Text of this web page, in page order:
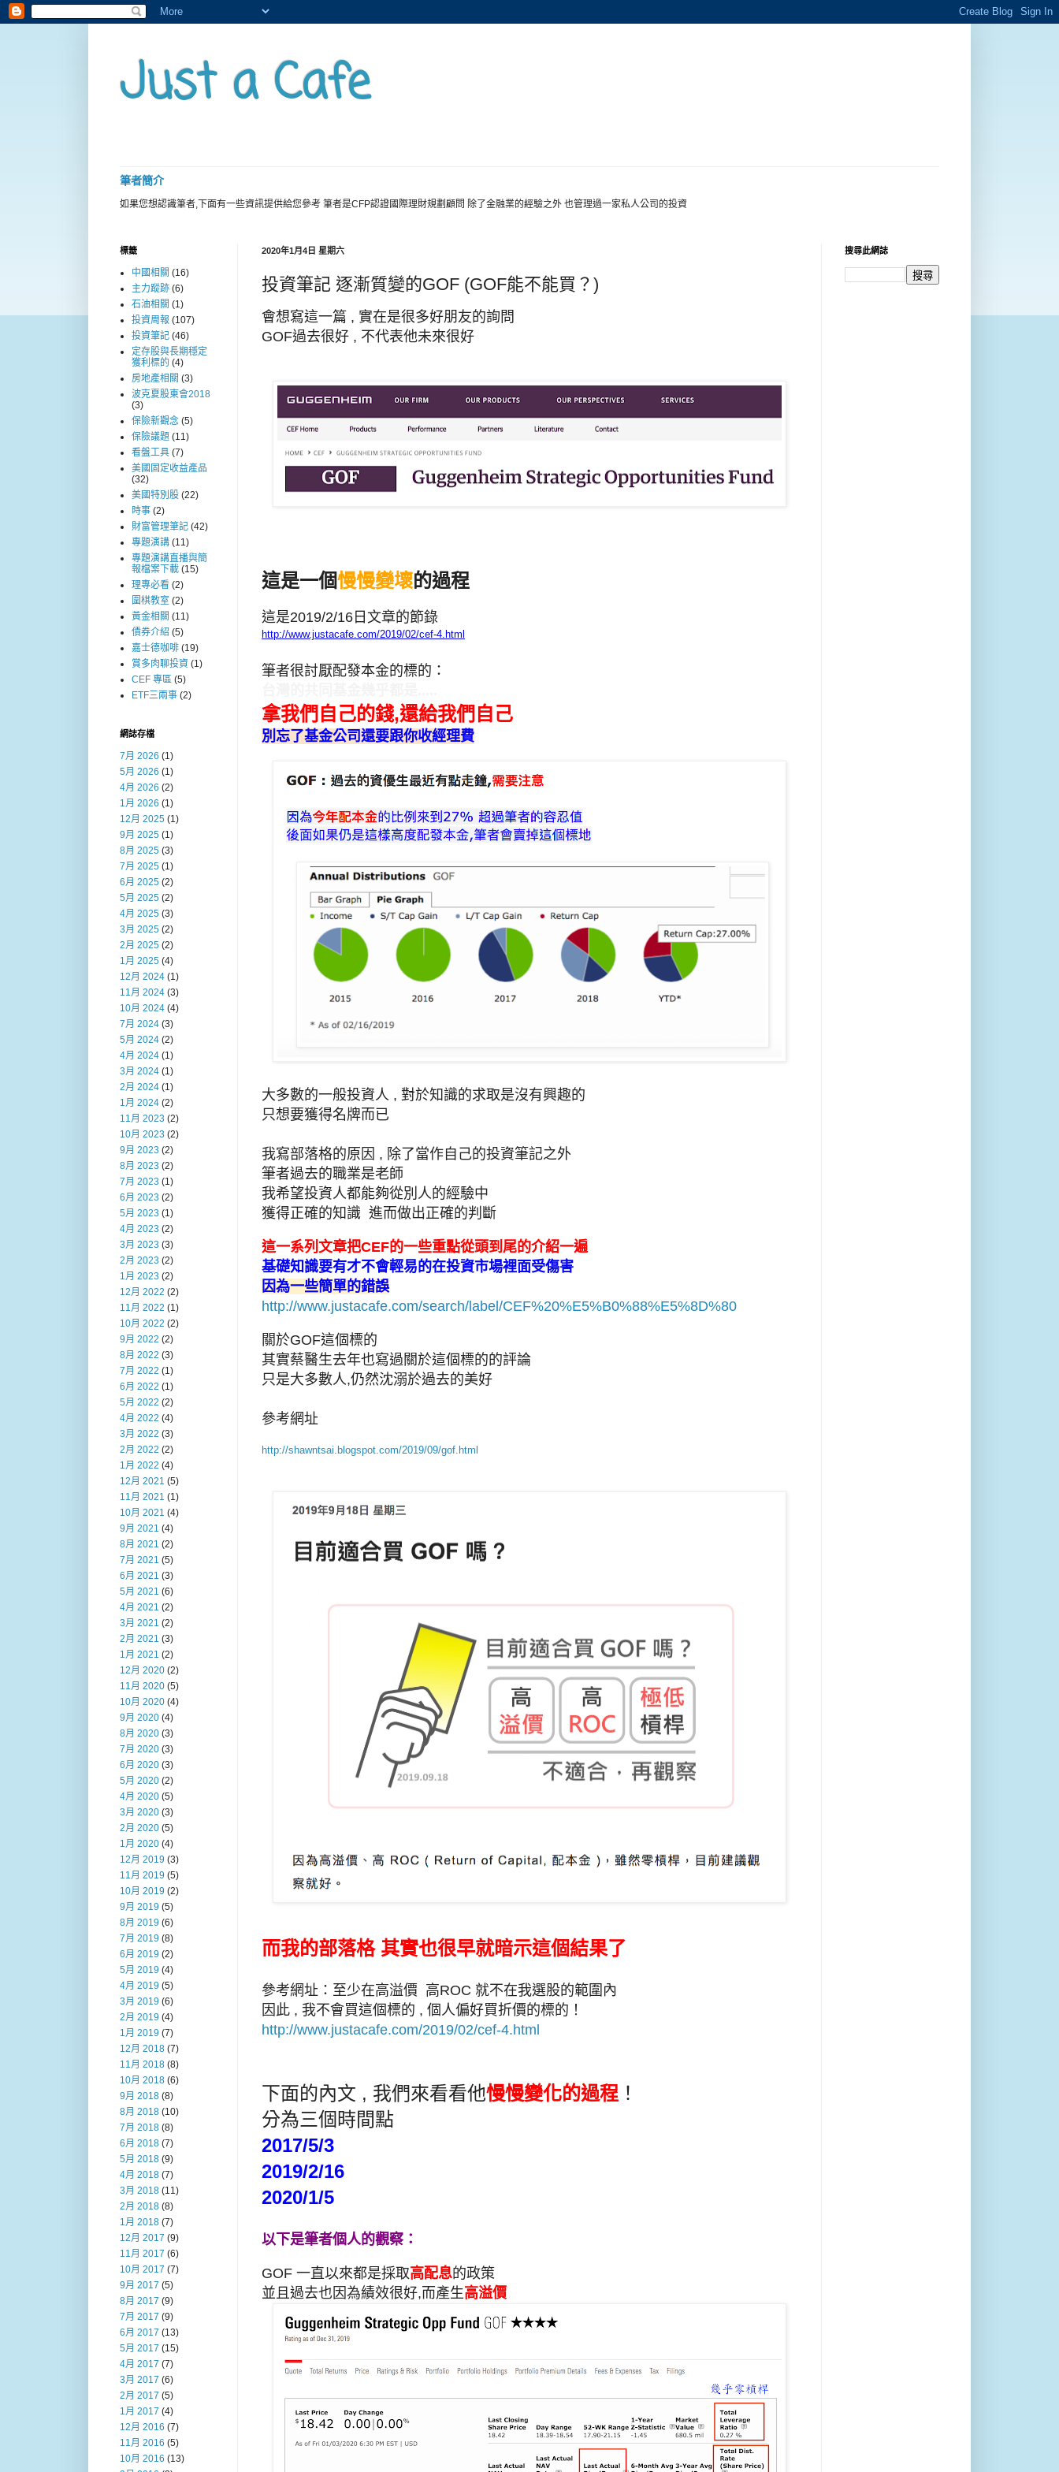
Just a Cafe
筆者簡介
如果您想認識筆者,下面有一些資訊提供給您參考 筆者是CFP認證國際理財規劃顧問 除了金融業的經驗之外 也管理過一家私人公司的投資
2020年1月4日 星期六
投資筆記 逐漸質變的GOF (GOF能不能買？)
會想寫這一篇 , 實在是很多好朋友的詢問
GOF過去很好 , 不代表他未來很好
這是一個慢慢變壞的過程
這是2019/2/16日文章的節錄
http://www.justacafe.com/2019/02/cef-4.html
筆者很討厭配發本金的標的：
拿我們自己的錢,還給我們自己
別忘了基金公司還要跟你收經理費
大多數的一般投資人 , 對於知識的求取是沒有興趣的
只想要獲得名牌而已
我寫部落格的原因 , 除了當作自己的投資筆記之外
筆者過去的職業是老師
我希望投資人都能夠從別人的經驗中
獲得正確的知識 進而做出正確的判斷
這一系列文章把CEF的一些重點從頭到尾的介紹一遍
基礎知識要有才不會輕易的在投資市場裡面受傷害
因為一些簡單的錯誤
http://www.justacafe.com/search/label/CEF%20%E5%B0%88%E5%8D%80
關於GOF這個標的
其實蔡醫生去年也寫過關於這個標的的評論
只是大多數人,仍然沈溺於過去的美好
參考網址
http://shawntsai.blogspot.com/2019/09/gof.html
而我的部落格 其實也很早就暗示這個結果了
參考網址：至少在高溢價 高ROC 就不在我選股的範圍內
因此 , 我不會買這個標的 , 個人偏好買折價的標的！
http://www.justacafe.com/2019/02/cef-4.html
下面的內文 , 我們來看看他慢慢變化的過程 ！
分為三個時間點
2017/5/3
2019/2/16
2020/1/5
以下是筆者個人的觀察：
GOF 一直以來都是採取高配息的政策
並且過去也因為績效很好,而產生高溢價
標籤
中國相關 (16)
主力蹤跡 (6)
石油相關 (1)
投資周報 (107)
投資筆記 (46)
定存股與長期穩定
獲利標的 (4)
房地產相關 (3)
波克夏股東會2018
(3)
保險新觀念 (5)
保險議題 (11)
看盤工具 (7)
美國固定收益產品
(32)
美國特別股 (22)
時事 (2)
財富管理筆記 (42)
專題演講 (11)
專題演講直播與簡
報檔案下載 (15)
理專必看 (2)
圍棋教室 (2)
黃金相關 (11)
債券介紹 (5)
嘉士德咖啡 (19)
賞多肉聊投資 (1)
CEF 專區 (5)
ETF三兩事 (2)
網誌存檔
7月 2026 (1)
5月 2026 (1)
4月 2026 (2)
1月 2026 (1)
12月 2025 (1)
9月 2025 (1)
8月 2025 (3)
7月 2025 (1)
6月 2025 (2)
5月 2025 (2)
4月 2025 (3)
3月 2025 (2)
2月 2025 (2)
1月 2025 (4)
12月 2024 (1)
11月 2024 (3)
10月 2024 (4)
7月 2024 (3)
5月 2024 (2)
4月 2024 (1)
3月 2024 (1)
2月 2024 (1)
1月 2024 (2)
11月 2023 (2)
10月 2023 (2)
9月 2023 (2)
8月 2023 (2)
7月 2023 (1)
6月 2023 (2)
5月 2023 (1)
4月 2023 (2)
3月 2023 (3)
2月 2023 (2)
1月 2023 (2)
12月 2022 (2)
11月 2022 (1)
10月 2022 (2)
9月 2022 (2)
8月 2022 (3)
7月 2022 (1)
6月 2022 (1)
5月 2022 (2)
4月 2022 (4)
3月 2022 (3)
2月 2022 (2)
1月 2022 (4)
12月 2021 (5)
11月 2021 (1)
10月 2021 (4)
9月 2021 (4)
8月 2021 (2)
7月 2021 (5)
6月 2021 (3)
5月 2021 (6)
4月 2021 (2)
3月 2021 (2)
2月 2021 (3)
1月 2021 (2)
12月 2020 (2)
11月 2020 (5)
10月 2020 (4)
9月 2020 (4)
8月 2020 (3)
7月 2020 (3)
6月 2020 (3)
5月 2020 (2)
4月 2020 (5)
3月 2020 (3)
2月 2020 (5)
1月 2020 (4)
12月 2019 (3)
11月 2019 (5)
10月 2019 (2)
9月 2019 (5)
8月 2019 (6)
7月 2019 (8)
6月 2019 (2)
5月 2019 (4)
4月 2019 (5)
3月 2019 (6)
2月 2019 (4)
1月 2019 (7)
12月 2018 (7)
11月 2018 (8)
10月 2018 (6)
9月 2018 (8)
8月 2018 (10)
7月 2018 (8)
6月 2018 (7)
5月 2018 (9)
4月 2018 (7)
3月 2018 (11)
2月 2018 (8)
1月 2018 (7)
12月 2017 (9)
11月 2017 (6)
10月 2017 (7)
9月 2017 (5)
8月 2017 (9)
7月 2017 (9)
6月 2017 (13)
5月 2017 (15)
4月 2017 (7)
3月 2017 (6)
2月 2017 (5)
1月 2017 (4)
12月 2016 (7)
11月 2016 (5)
10月 2016 (13)
搜尋此網誌